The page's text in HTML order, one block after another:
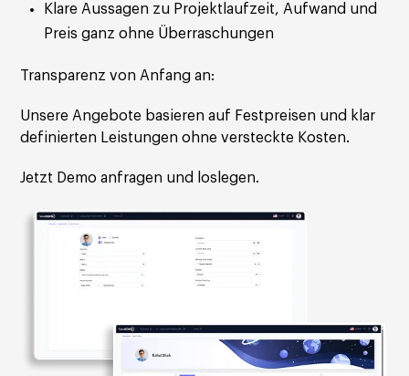
Klare Aussagen zu Projektlaufzeit, Aufwand und
Preis ganz ohne Überraschungen
Transparenz von Anfang an:
Unsere Angebote basieren auf Festpreisen und klar
definierten Leistungen ohne versteckte Kosten.
Jetzt Demo anfragen und loslegen.